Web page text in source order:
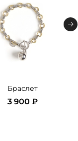
Браслет
3 900 ₽